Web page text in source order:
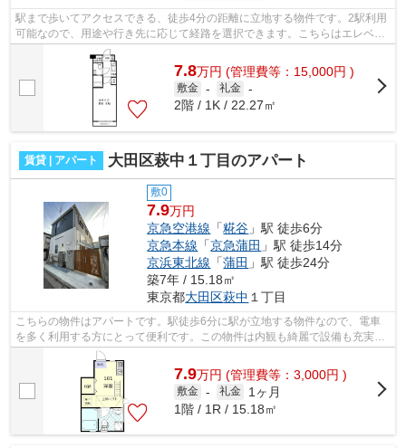
駅まで歩いてアクセスできる、徒歩4分の距離に立地する物件です。2駅利用
可能なので、用途や行き先に応じて経路を選択できます。こちらはエレベー
ター付き物件です。こちらはマンショ...
7.8万円 (管理費等：15,000円 )
敷金 - 礼金 -
2階 / 1K / 22.27㎡
賃貸 | アパート 大田区萩中１丁目のアパート
敷0
7.9万円
京急空港線 「糀谷 」駅 徒歩6分
京急本線 「京急蒲田 」駅 徒歩14分
京浜東北線 「蒲田 」駅 徒歩24分
築7年 / 15.18㎡
東京都大田区萩中 １丁目
こちらの物件はアパートです。駅徒歩6分に駅が立地する物件なので、電車
を多く利用する方にとって便利です。この物件は内観も綺麗で設備も充実し
た、平成30年築となっています。行動範...
7.9万円 (管理費等：3,000円 )
敷金 - 礼金
1ヶ月
1階 / 1R / 15.18㎡